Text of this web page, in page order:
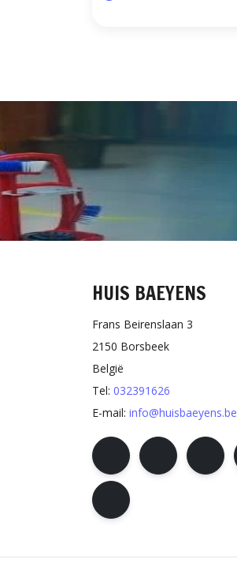
HUIS BAEYENS
Frans Beirenslaan 3
2150 Borsbeek
België
Tel: 032391626
E-mail: info@huisbaeyens.be